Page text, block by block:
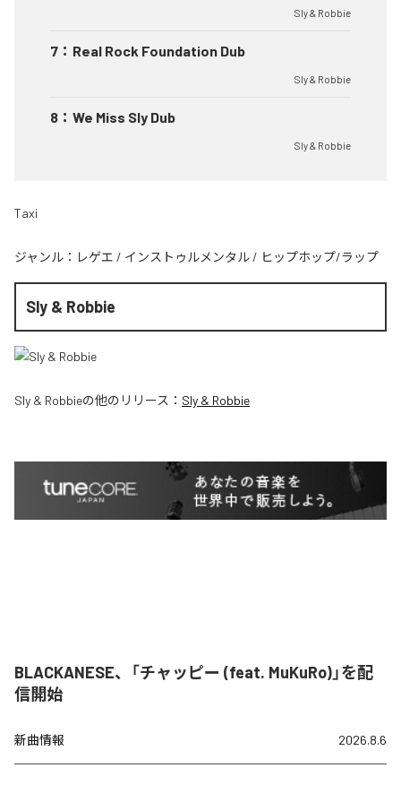
Sly & Robbie
7 ： Real Rock Foundation Dub
Sly & Robbie
8 ： We Miss Sly Dub
Sly & Robbie
Taxi
ジャンル： レゲエ / インストゥルメンタル / ヒップホップ/ラップ
Sly & Robbie
Sly & Robbieの他のリリース： Sly & Robbie
BLACKANESE、「チャッピー (feat. MuKuRo)」を配
信開始
新曲情報 2026.8.6